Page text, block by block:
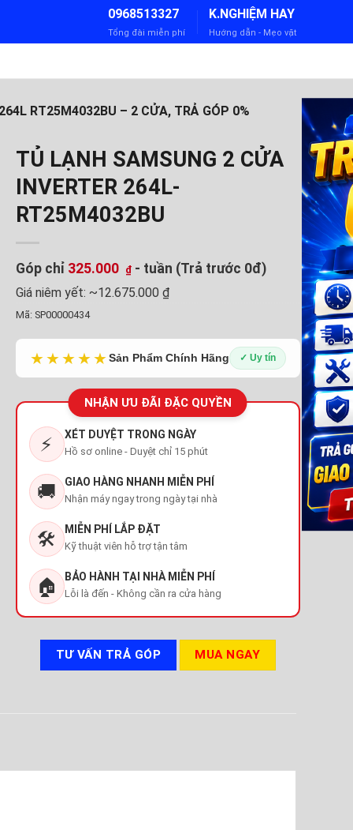
0968513327
Tổng đài miễn phí
K.NGHIỆM HAY
Hướng dẫn - Mẹo vặt
RT25M4032BU – 2 CỬA, TRẢ GÓP 0%
TỦ LẠNH SAMSUNG 2 CỬA
INVERTER 264L-
RT25M4032BU
Góp chỉ 325.000 ₫ - tuần (Trả trước 0đ)
Giá niêm yết: ~12.675.000 ₫
Mã: SP00000434
★★★★★Sản Phẩm Chính Hãng ✓ Uy tín
NHẬN ƯU ĐÃI ĐẶC QUYỀN
⚡ XÉT DUYỆT TRONG NGÀY
Hồ sơ online - Duyệt chỉ 15 phút
🚚 GIAO HÀNG NHANH MIỄN PHÍ
Nhận máy ngay trong ngày tại nhà
🛠️ MIỄN PHÍ LẮP ĐẶT
Kỹ thuật viên hỗ trợ tận tâm
🏠 BẢO HÀNH TẠI NHÀ MIỄN PHÍ
Lỗi là đến - Không cần ra cửa hàng
TƯ VẤN TRẢ GÓP MUA NGAY